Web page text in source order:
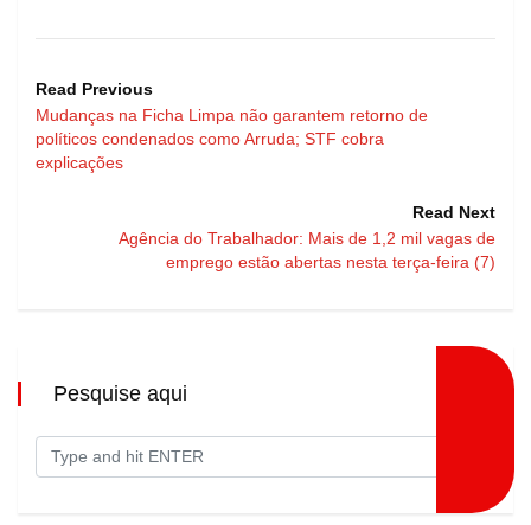
Read Previous
Mudanças na Ficha Limpa não garantem retorno de
políticos condenados como Arruda; STF cobra
explicações
Read Next
Agência do Trabalhador: Mais de 1,2 mil vagas de
emprego estão abertas nesta terça-feira (7)
Pesquise aqui